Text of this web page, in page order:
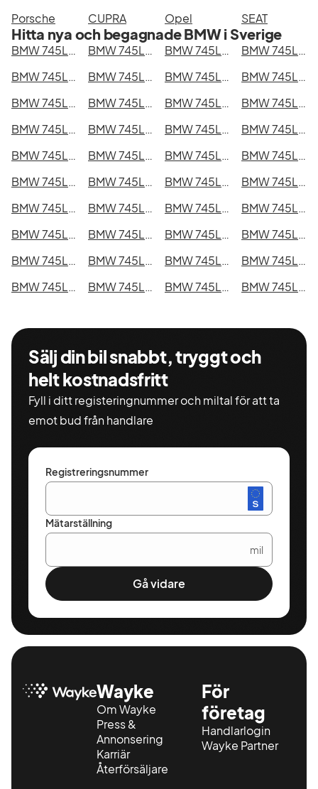
Porsche
CUPRA Opel SEAT
Hitta nya och begagnade BMW i Sverige
BMW 745Le xDrive i Stockholm BMW 745Le xDrive i Göteborg BMW 745Le xDrive i Helsingborg
BMW 745Le xDrive i Jönköping
BMW 745Le xDrive i Malmö
BMW 745Le xDrive i Örebro BMW 745Le xDrive i Norrköping
BMW 745Le xDrive i Linköping
BMW 745Le xDrive i Uppsala
BMW 745Le xDrive i Västerås BMW 745Le xDrive i Halmstad
BMW 745Le xDrive i Växjö
BMW 745Le xDrive i Eskilstuna
BMW 745Le xDrive i Kalmar BMW 745Le xDrive i Karlskrona
BMW 745Le xDrive i Karlstad
BMW 745Le xDrive i Kristianstad
BMW 745Le xDrive i Sundsvall BMW 745Le xDrive i Umeå
BMW 745Le xDrive i Varberg
BMW 745Le xDrive i Borås
BMW 745Le xDrive i Falkenberg BMW 745Le xDrive i Gävle
BMW 745Le xDrive i Luleå
BMW 745Le xDrive i Lund
BMW 745Le xDrive i Mönsterås BMW 745Le xDrive i Uddevalla
BMW 745Le xDrive i Västervik
BMW 745Le xDrive i Ystad
BMW 745Le xDrive i Östersund BMW 745Le xDrive i Borlänge
BMW 745Le xDrive i Kiruna
BMW 745Le xDrive i Nyköping
BMW 745Le xDrive i Oskarshamn BMW 745Le xDrive i Sigtuna
BMW 745Le xDrive i Skellefteå
BMW 745Le xDrive i Skövde
BMW 745Le xDrive i Trollhättan BMW 745Le xDrive i Alingsås BMW 745Le xDrive i Båstad
Sälj din bil snabbt, tryggt och
helt kostnadsfritt
Fyll i ditt registeringnummer och miltal för att ta
emot bud från handlare
Registreringsnummer
Mätarställning
mil
Gå vidare
Wayke
Om Wayke
Press &
Annonsering
Karriär
Återförsäljare
För
företag
Handlarlogin
Wayke Partner